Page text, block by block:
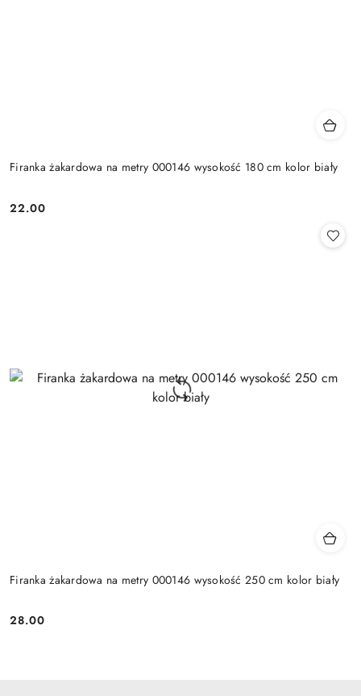
Firanka żakardowa na metry 000146 wysokość 180 cm kolor biały
Cena:
22.00
Firanka żakardowa na metry 000146 wysokość 250 cm kolor biały
Cena:
28.00